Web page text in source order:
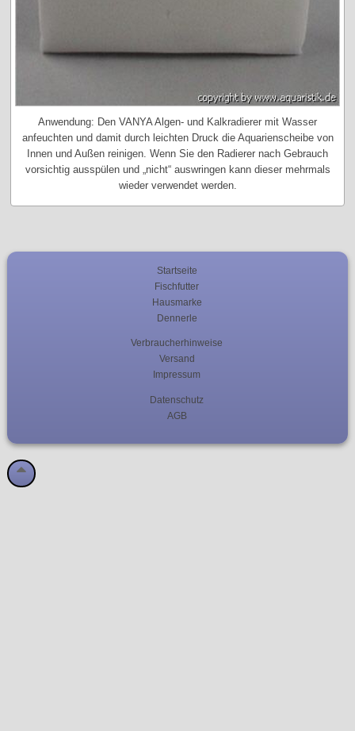
Anwendung: Den VANYA Algen- und Kalkradierer mit Wasser
anfeuchten und damit durch leichten Druck die Aquarienscheibe von
Innen und Außen reinigen. Wenn Sie den Radierer nach Gebrauch
vorsichtig ausspülen und „nicht“ auswringen kann dieser mehrmals
wieder verwendet werden.
Startseite
Fischfutter
Hausmarke
Dennerle
Verbraucherhinweise
Versand
Impressum
Datenschutz
AGB